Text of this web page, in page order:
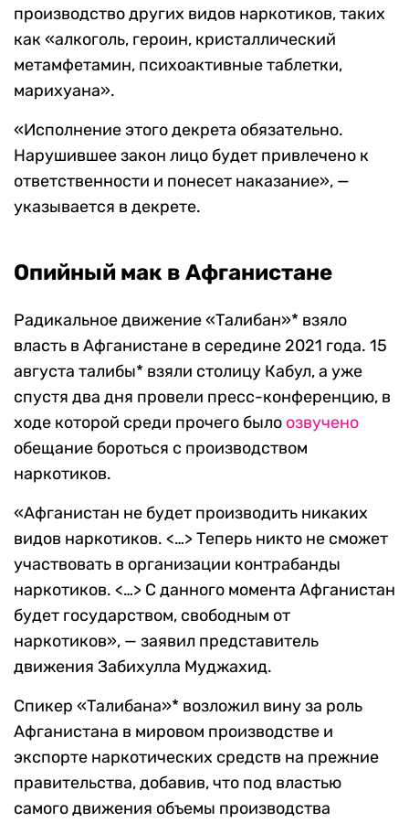
производство других видов наркотиков, таких
как «алкоголь, героин, кристаллический
метамфетамин, психоактивные таблетки,
марихуана».
«Исполнение этого декрета обязательно.
Нарушившее закон лицо будет привлечено к
ответственности и понесет наказание», —
указывается в декрете.
Опийный мак в Афганистане
Радикальное движение «Талибан»* взяло
власть в Афганистане в середине 2021 года. 15
августа талибы* взяли столицу Кабул, а уже
спустя два дня провели пресс-конференцию, в
ходе которой среди прочего было озвучено
обещание бороться с производством
наркотиков.
«Афганистан не будет производить никаких
видов наркотиков. <…> Теперь никто не сможет
участвовать в организации контрабанды
наркотиков. <…> С данного момента Афганистан
будет государством, свободным от
наркотиков», — заявил представитель
движения Забихулла Муджахид.
Спикер «Талибана»* возложил вину за роль
Афганистана в мировом производстве и
экспорте наркотических средств на прежние
правительства, добавив, что под властью
самого движения объемы производства